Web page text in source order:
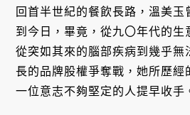
回首半世紀的餐飲長路，溫美玉
到今日，畢竟，從九〇年代的生
從突如其來的腦部疾病到幾乎無
長的品牌股權爭奪戰，她所歷經
一位意志不夠堅定的人提早收手